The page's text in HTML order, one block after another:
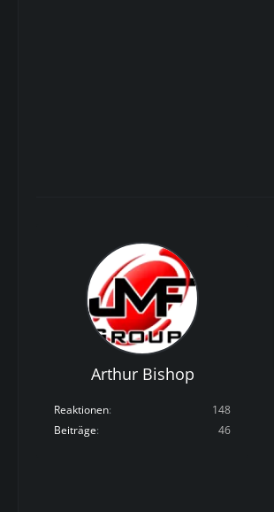
Arthur Bishop
Reaktionen
148
Beiträge
46